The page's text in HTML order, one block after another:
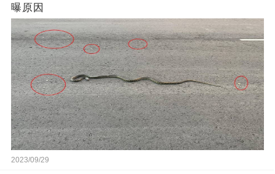
曝原因
2023/09/29